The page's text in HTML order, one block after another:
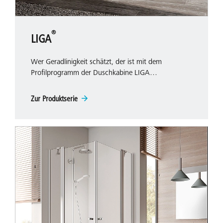
LIGA
®
Wer Geradlinigkeit schätzt, der ist mit dem
Profilprogramm der Duschkabine LIGA…
Zur Produktserie